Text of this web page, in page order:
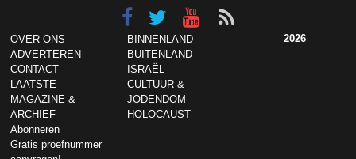
OVER ONS
ADVERTEREN
CONTACT
LAATSTE
MAGAZINE &
ARCHIEF
Abonneren
Gratis proefnummer
BINNENLAND
BUITENLAND
ISRAËL
CULTUUR &
JODENDOM
HOLOCAUST
2026